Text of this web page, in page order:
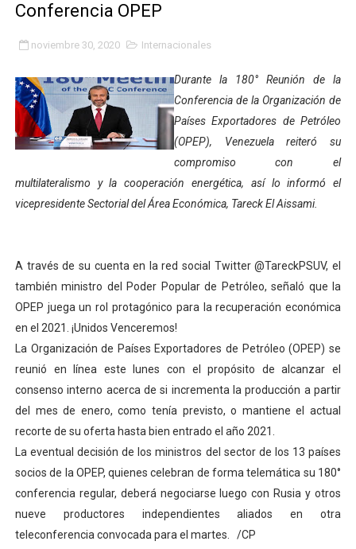
Impulsan plan estratégico de seguridad ciudadana
Mérida impulsa desarrollo económico con taller de
Fomficc consolida alianzas e impulsa la economía
Niños de Estudiantes de Mérida sembraron 110
Corposalud y Secretaría Social fortalecen la atención
Inicia el plan vacacional Venezuela Renace en el
Expertos inspeccionan espacios del OAN para la
Dictan MasterClass en el marco del Encuentro LAGO
Campo Elías avanza con plan de asfaltado
Encuentro estadal fortalece la coordinación de
Gobernador Arnaldo Sánchez apadrina a más de 993
Plan Quirúrgico Regional llega a Pueblo Llano con la
Conferencia OPEP
noviembre 30, 2020 Internacionales
Durante la 180° Reunión de la
Conferencia de la Organización de
Países Exportadores de Petróleo
(OPEP), Venezuela reiteró su
compromiso con el
multilateralismo y la cooperación energética, así lo informó el
vicepresidente Sectorial del Área Económica, Tareck El Aissami.
A través de su cuenta en la red social Twitter @TareckPSUV, el
también ministro del Poder Popular de Petróleo, señaló que la
OPEP juega un rol protagónico para la recuperación económica
en el 2021. ¡Unidos Venceremos!
La Organización de Países Exportadores de Petróleo (OPEP) se
reunió en línea este lunes con el propósito de alcanzar el
consenso interno acerca de si incrementa la producción a partir
del mes de enero, como tenía previsto, o mantiene el actual
recorte de su oferta hasta bien entrado el año 2021.
La eventual decisión de los ministros del sector de los 13 países
socios de la OPEP, quienes celebran de forma telemática su 180°
conferencia regular, deberá negociarse luego con Rusia y otros
nueve productores independientes aliados en otra
teleconferencia convocada para el martes. /CP